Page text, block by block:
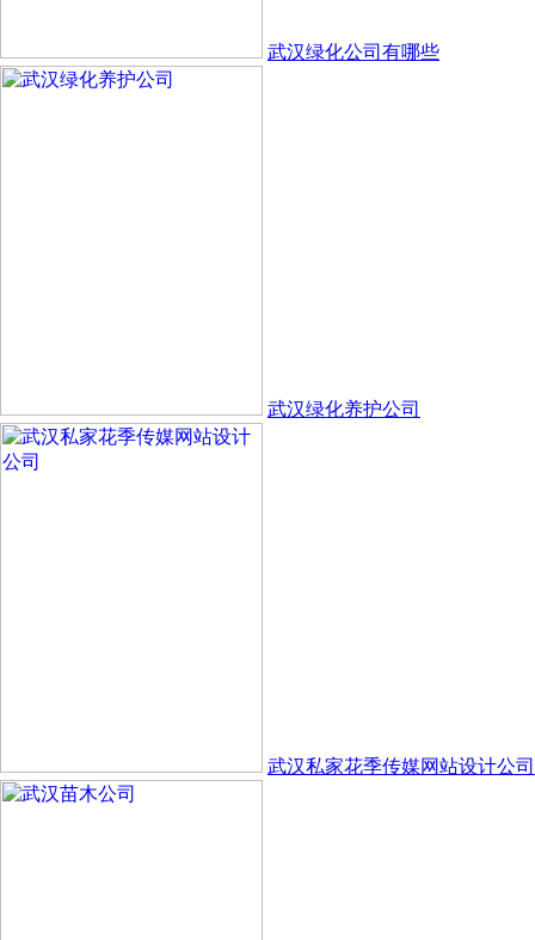
武汉绿化公司有哪些
武汉绿化养护公司
武汉私家花季传媒网站设计公司